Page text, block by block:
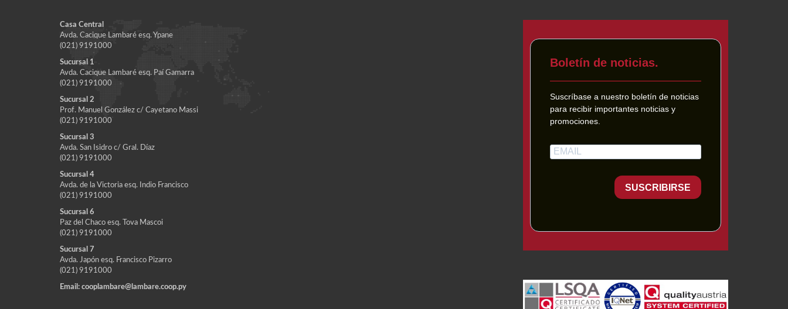
Casa Central
Avda. Cacique Lambaré esq. Ypane
(021) 9191000
Sucursal 1
Avda. Cacique Lambaré esq. Paí Gamarra
(021) 9191000
Sucursal 2
Prof. Manuel González c/ Cayetano Massi
(021) 9191000
Sucursal 3
Avda. San Isidro c/ Gral. Díaz
(021) 9191000
Sucursal 4
Avda. de la Victoria esq. Indio Francisco
(021) 9191000
Sucursal 6
Paz del Chaco esq. Tova Mascoi
(021) 9191000
Sucursal 7
Avda. Japón esq. Francisco Pizarro
(021) 9191000
Email: cooplambare@lambare.coop.py
Boletín de noticias.
Suscríbase a nuestro boletín de noticias
para recibir importantes noticias y
promociones.
SUSCRIBIRSE